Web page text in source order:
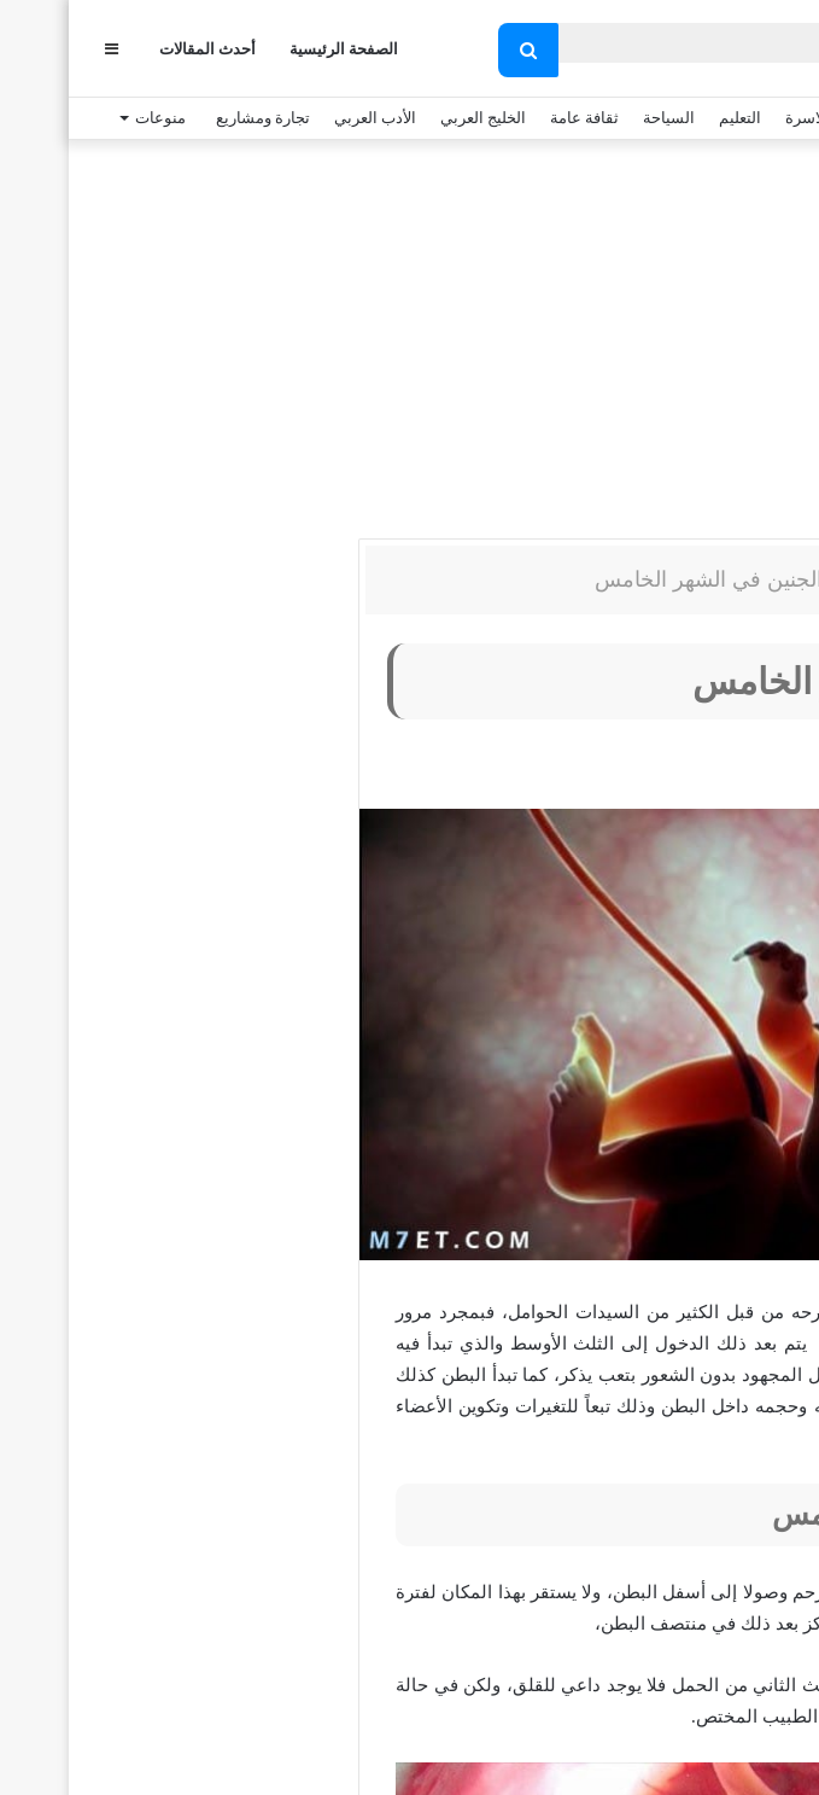
بحث
عن
الصفحة الرئيسية أحدث المقالات عمود
جانبي
التعليم السياحة ثقافة عامة الخليج العربي الأدب العربي تجارة ومشاريع منوعات
في الشهر الخامس
الخامس
من قبل الكثير من السيدات الحوامل، فبمجرد مرور
بعد ذلك الدخول إلى الثلث الأوسط والذي تبدأ فيه
المجهود بدون الشعور بتعب يذكر، كما تبدأ البطن كذلك
داخل البطن وذلك تبعاً للتغيرات وتكوين الأعضاء
وصولا إلى أسفل البطن، ولا يستقر بهذا المكان لفترة
بعد ذلك في منتصف البطن،
الثاني من الحمل فلا يوجد داعي للقلق، ولكن في حالة
الطبيب المختص.